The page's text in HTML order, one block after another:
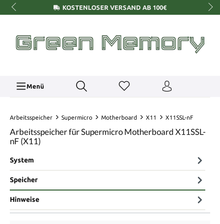
KOSTENLOSER VERSAND AB 100€
Menü
Arbeitsspeicher Supermicro Motherboard X11 X11SSL-nF
Arbeitsspeicher für Supermicro Motherboard X11SSL-
nF (X11)
System
Speicher
Hinweise